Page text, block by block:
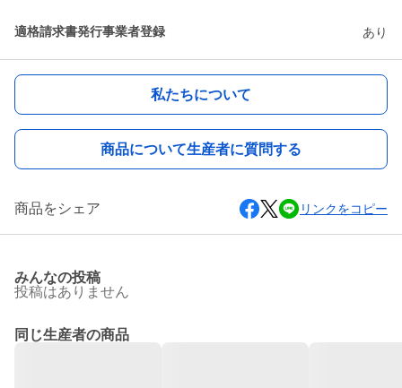
適格請求書発行事業者登録 あり
私たちについて
商品について生産者に質問する
商品をシェア リンクをコピー
みんなの投稿
投稿はありません
同じ生産者の商品